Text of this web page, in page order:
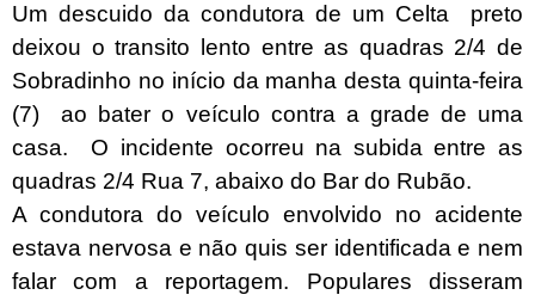
Um descuido da condutora de um Celta preto
deixou o transito lento entre as quadras 2/4 de
Sobradinho no início da manha desta quinta-feira
(7) ao bater o veículo contra agrade de uma
casa. O incidente ocorreu na subida entre as
quadras 2/4 Rua 7, abaixo do Bar do Rubão.
A condutora do veículo envolvido no acidente
estava nervosa e não quis ser identificada e nem
falar com a reportagem. Populares disseram